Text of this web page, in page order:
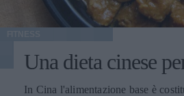
Una dieta cinese
In Cina l'alimentazione base è